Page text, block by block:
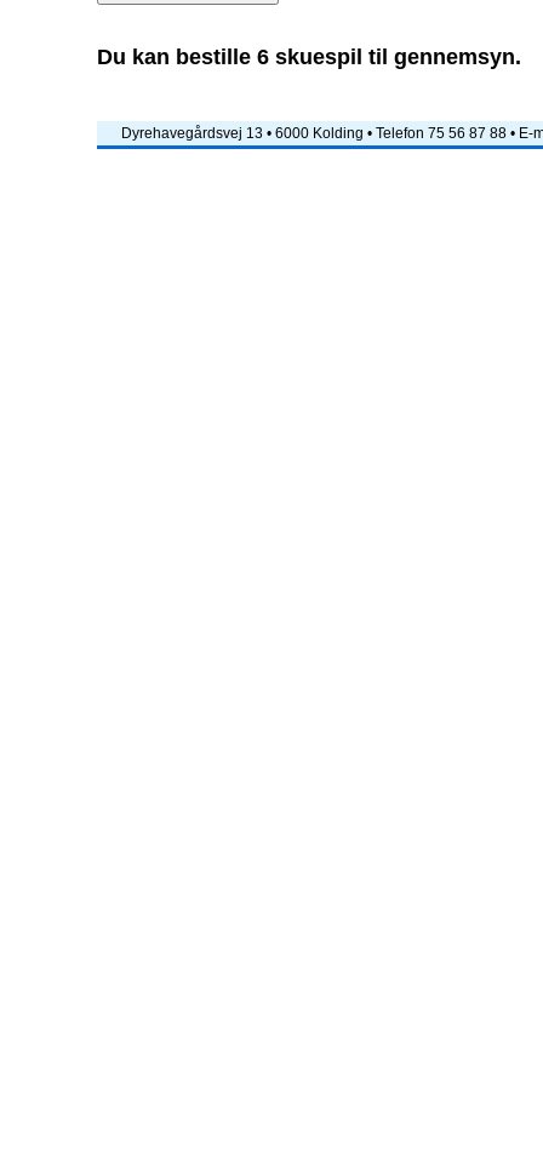
Du kan bestille 6 skuespil til gennemsyn.
Dyrehavegårdsvej 13 • 6000 Kolding • Telefon 75 56 87 88 • E-